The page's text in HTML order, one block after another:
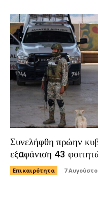
Συνελήφθη πρώην
εξαφάνιση 43
Επικαιρότητα 7